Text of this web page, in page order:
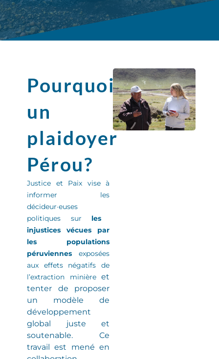
Pourquoi
un
plaidoyer
Pérou?
Justice et Paix vise à
informer les
décideur·euses
politiques sur les
injustices vécues par
les populations
péruviennes exposées
aux effets négatifs de
l’extraction minière et
tenter de proposer
un modèle de
développement
global juste et
soutenable. Ce
travail est mené en